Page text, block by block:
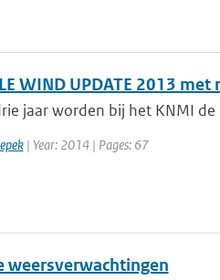
WIND UPDATE 2013
jaar worden bij het KNMI
| Year: 2014 | Pages: 67
weersverwachtingen